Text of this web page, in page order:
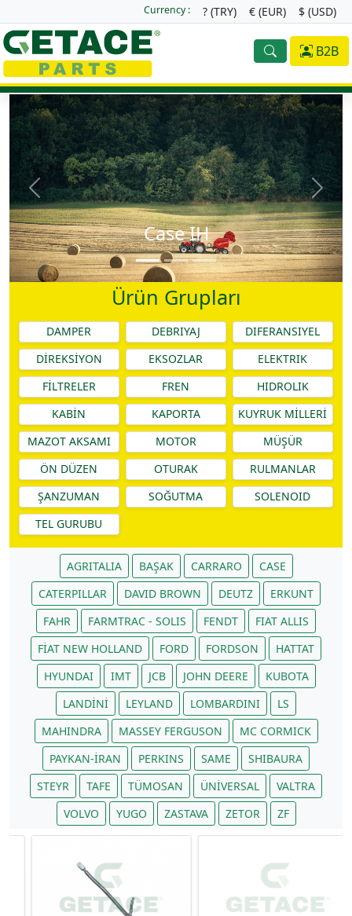
Currency : ? (TRY) € (EUR) $ (USD)
B2B
Case IH
Ürün Grupları
DAMPER DEBRIYAJ
DIFERANSIYEL
DİREKSİYON
EKSOZLAR
ELEKTRIK
FİLTRELER
FREN
HIDROLIK
KABİN
KAPORTA
KUYRUK MİLLERİ
MAZOT AKSAMI
MOTOR
MÜŞÜR
ÖN DÜZEN
OTURAK
RULMANLAR
ŞANZUMAN
SOĞUTMA
SOLENOID
TEL GURUBU
AGRITALIA BAŞAK CARRARO
CASE
CATERPILLAR
DAVID BROWN DEUTZ
ERKUNT
FAHR
FARMTRAC - SOLIS FENDT
FIAT ALLIS
FİAT NEW HOLLAND
FORD FORDSON
HATTAT
HYUNDAI
IMT JCB JOHN DEERE
KUBOTA
LANDİNİ
LEYLAND LOMBARDINI
LS
MAHINDRA
MASSEY FERGUSON
MC CORMICK
PAYKAN-İRAN
PERKINS SAME
SHIBAURA
STEYR
TAFE TÜMOSAN ÜNİVERSAL
VALTRA
VOLVO
YUGO ZASTAVA ZETOR ZF